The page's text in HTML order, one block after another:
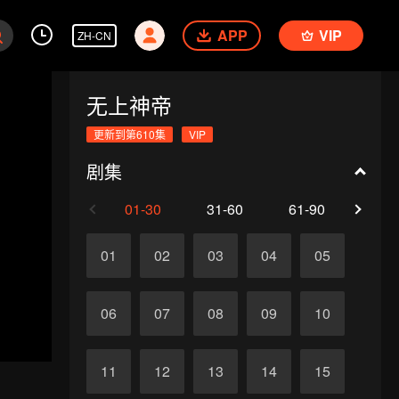
ZH-CN APP VIP
无上神帝
更新到第610集 VIP
剧集
01-30 31-60 61-90
01 02 03 04 05
06 07 08 09 10
11 12 13 14 15